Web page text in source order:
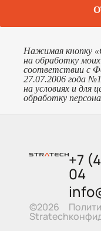
Нажимая кнопку
на обработку
соответствии с
27.07.2006 года
на условиях и для
обработку
©2026
Stratech
+7
04